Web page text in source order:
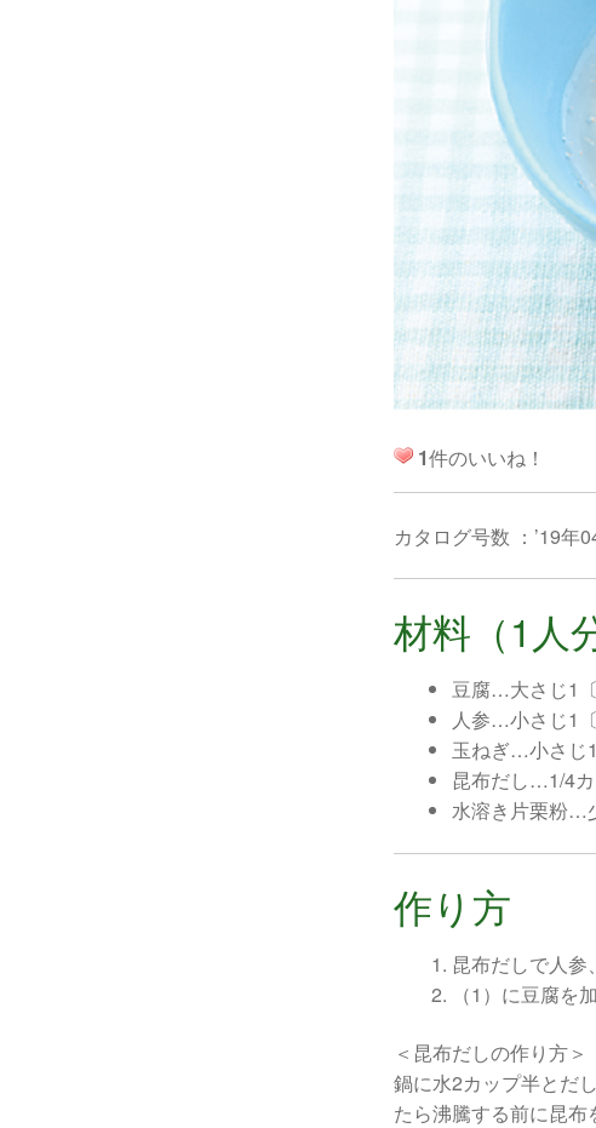
1件のいいね！
カタログ号数 ：’19年
材料（1人
豆腐…大さじ1〔
人参…小さじ1
玉ねぎ…小さじ
昆布だし…1/4
水溶き片栗粉…
作り方
昆布だしで人参
（1）に豆腐を
＜昆布だしの作り方＞
鍋に水2カップ半とだ
たら沸騰する前に昆布